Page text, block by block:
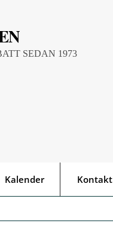
SEDAN 1973
Kalender Kontakt